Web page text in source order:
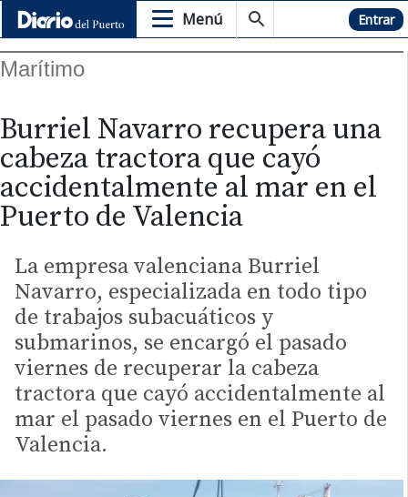
Menú Hemeroteca Entrar
Marítimo
Burriel Navarro recupera una
cabeza tractora que cayó
accidentalmente al mar en el
Puerto de Valencia
La empresa valenciana Burriel
Navarro, especializada en todo tipo
de trabajos subacuáticos y
submarinos, se encargó el pasado
viernes de recuperar la cabeza
tractora que cayó accidentalmente al
mar el pasado viernes en el Puerto de
Valencia.